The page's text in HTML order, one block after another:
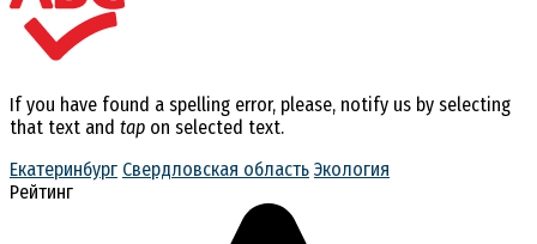
If you have found a spelling error, please, notify us by selecting
that text and tap on selected text.
Екатеринбург Свердловская область Экология
Рейтинг